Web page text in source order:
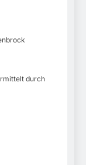
durch